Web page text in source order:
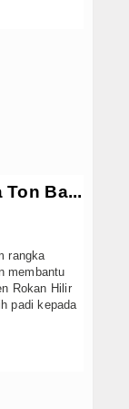
Ba...
rangka
membantu
Rokan Hilir
padi kepada